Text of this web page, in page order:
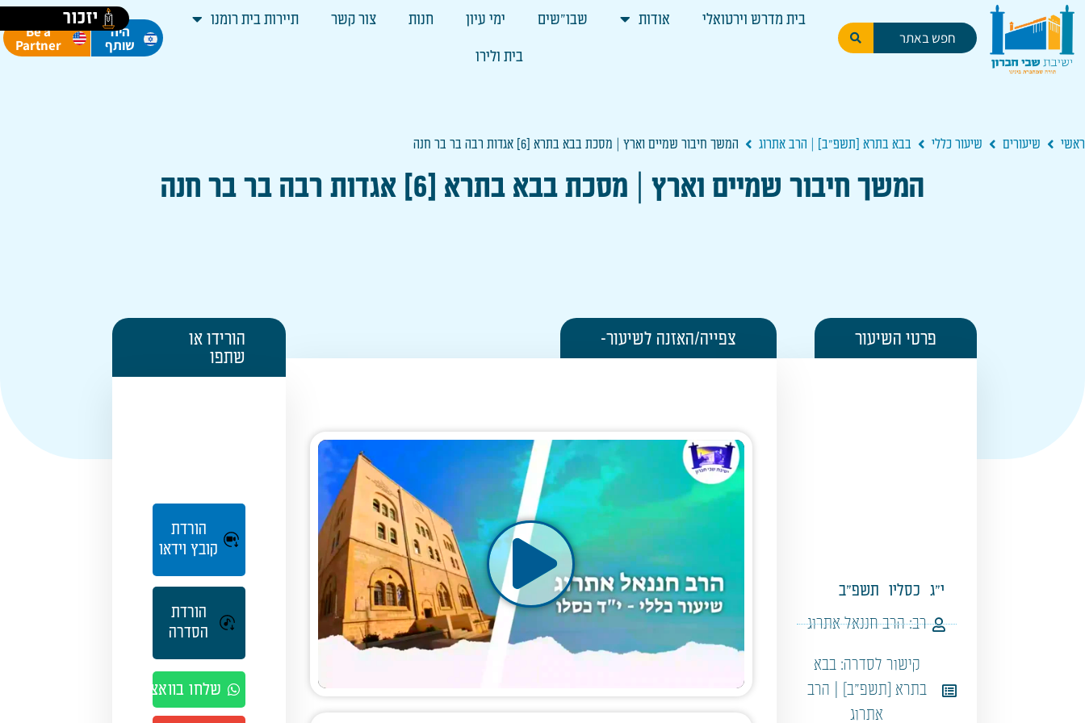
יזכור בית מדרש וירטואלי אודות שבו"שים ימי עיון חנות צור קשר תיירות בית רומנו
בית ולירו
היה
שותף
Be a
Partner
ראשי שיעורים שיעור כללי בבא בתרא [תשפ"ב] | הרב אתרוג המשך חיבור שמיים וארץ | מסכת בבא בתרא [6] אגדות רבה בר בר חנה
המשך חיבור שמיים וארץ | מסכת בבא בתרא [6] אגדות רבה בר בר חנה
פרטי השיעור
י"ג כסליו
תשפ"ב
רב: הרב חננאל אתרוג
קישור לסדרה: בבא
בתרא [תשפ"ב] | הרב
אתרוג
צפייה/האזנה לשיעור-
הורידו או
שתפו
הורדת
קובץ וידאו
הורדת
הסדרה
שלחו בוואצאפ